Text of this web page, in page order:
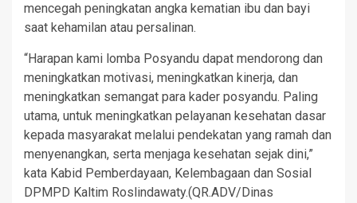
mencegah peningkatan angka kematian ibu dan bayi
saat kehamilan atau persalinan.
“Harapan kami lomba Posyandu dapat mendorong dan
meningkatkan motivasi, meningkatkan kinerja, dan
meningkatkan semangat para kader posyandu. Paling
utama, untuk meningkatkan pelayanan kesehatan dasar
kepada masyarakat melalui pendekatan yang ramah dan
menyenangkan, serta menjaga kesehatan sejak dini,”
kata Kabid Pemberdayaan, Kelembagaan dan Sosial
DPMPD Kaltim Roslindawaty.(QR.ADV/Dinas